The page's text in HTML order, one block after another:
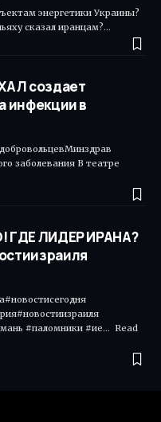
энергетики Украины?
сказал иранцам?…
создает
инфекции в
заболевания В театре
ГДЕ ЛИДЕР ИРАНА?
#паломники #ие... Read